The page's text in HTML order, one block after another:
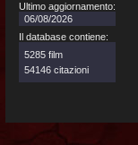
Ultimo aggiornamento:
06/08/2026
Il database contiene:
5285 film
54146 citazioni